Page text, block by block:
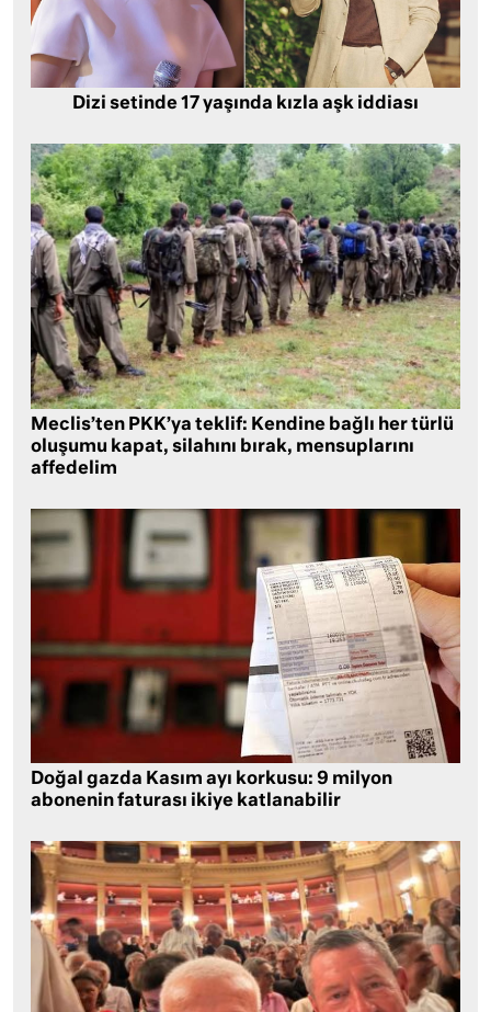
Dizi setinde 17 yaşında kızla aşk iddiası
Meclis’ten PKK’ya teklif: Kendine bağlı her türlü
oluşumu kapat, silahını bırak, mensuplarını
affedelim
Doğal gazda Kasım ayı korkusu: 9 milyon
abonenin faturası ikiye katlanabilir